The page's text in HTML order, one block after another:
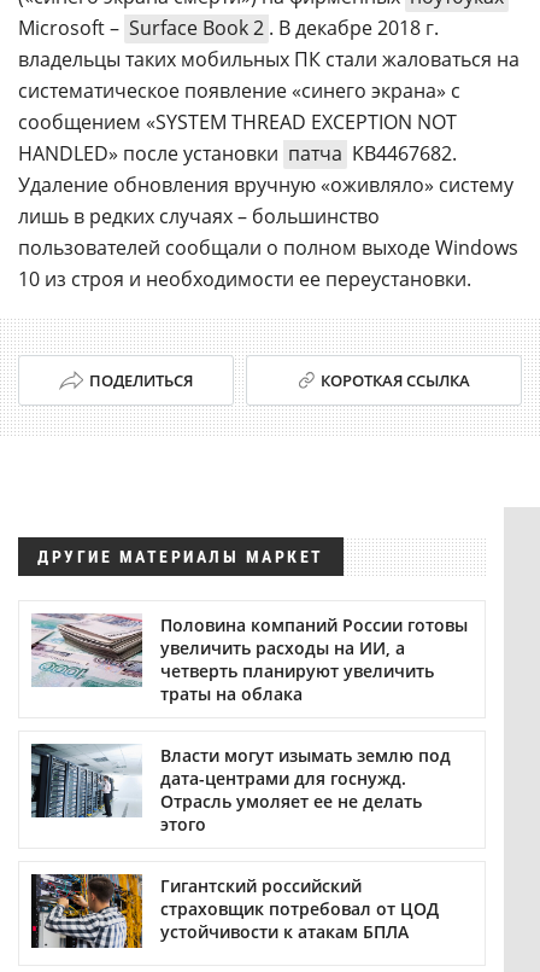
Microsoft – Surface Book 2 . В декабре 2018 г.
владельцы таких мобильных ПК стали жаловаться на
систематическое появление «синего экрана» с
сообщением «SYSTEM THREAD EXCEPTION NOT
HANDLED» после установки патча KB4467682.
Удаление обновления вручную «оживляло» систему
лишь в редких случаях – большинство
пользователей сообщали о полном выходе Windows
10 из строя и необходимости ее переустановки.
ПОДЕЛИТЬСЯ КОРОТКАЯ ССЫЛКА
ДРУГИЕ МАТЕРИАЛЫ МАРКЕТ
Половина компаний России готовы
увеличить расходы на ИИ, а
четверть планируют увеличить
траты на облака
Власти могут изымать землю под
дата-центрами для госнужд.
Отрасль умоляет ее не делать
этого
Гигантский российский
страховщик потребовал от ЦОД
устойчивости к атакам БПЛА